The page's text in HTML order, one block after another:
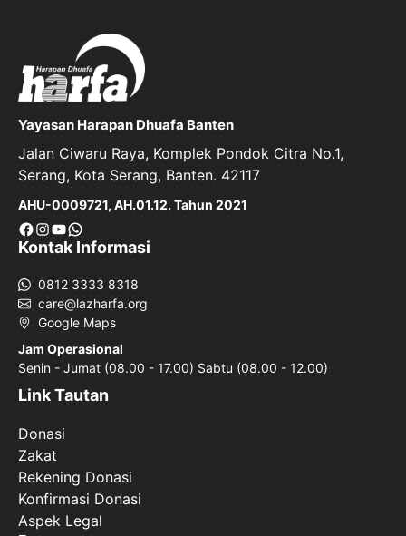
Yayasan Harapan Dhuafa Banten
Jalan Ciwaru Raya, Komplek Pondok Citra No.1,
Serang, Kota Serang, Banten. 42117
AHU-0009721, AH.01.12. Tahun 2021
Facebook
Instagram
YouTube
WhatsApp
Kontak Informasi
0812 3333 8318
care@lazharfa.org
Google Maps
Jam Operasional
Senin - Jumat (08.00 - 17.00) Sabtu (08.00 - 12.00)
Link Tautan
Donasi
Zakat
Rekening Donasi
Konfirmasi Donasi
Aspek Legal